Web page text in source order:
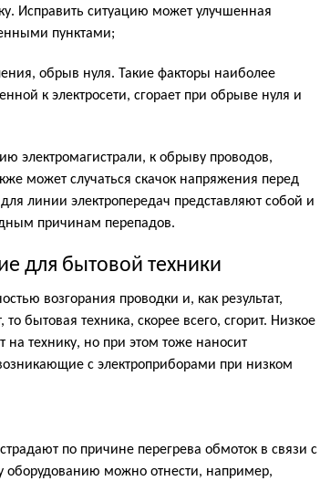
Исправить ситуацию может улучшенная
пунктами;
обрыв нуля. Такие факторы наиболее
к электросети, сгорает при обрыве нуля и
электромагистрали, к обрыву проводов,
может случаться скачок напряжения перед
линии электропередач представляют собой и
причинам перепадов.
для бытовой техники
возгорания проводки и, как результат,
бытовая техника, скорее всего, сгорит. Низкое
технику, но при этом тоже наносит
с электроприборами при низком
по причине перегрева обмоток в связи с
можно отнести, например,